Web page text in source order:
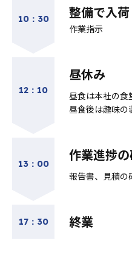
10：30 整備で入
作業指示
12：10
昼休み
昼食は本社の食
昼食後は趣味の
13：00
作業進捗
報告書、見積の
17：30 終業